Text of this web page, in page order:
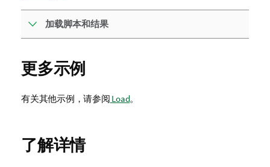
加载脚本和结果
更多示例
有关其他示例，请参阅 Load。
了解详情